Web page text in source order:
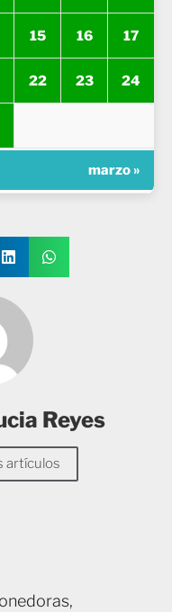
15 16 17
22 23 24
marzo »
Reyes
artículos